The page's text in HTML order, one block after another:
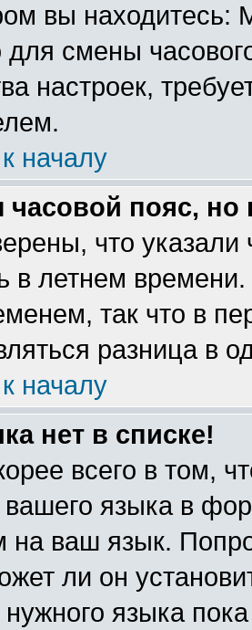
вы
для смены
настроек,
началу
часовой пояс,
что указали
в летнем
так что в
разница в
началу
нет в списке!
всего в том,
языка в
на ваш язык.
ли он
языка